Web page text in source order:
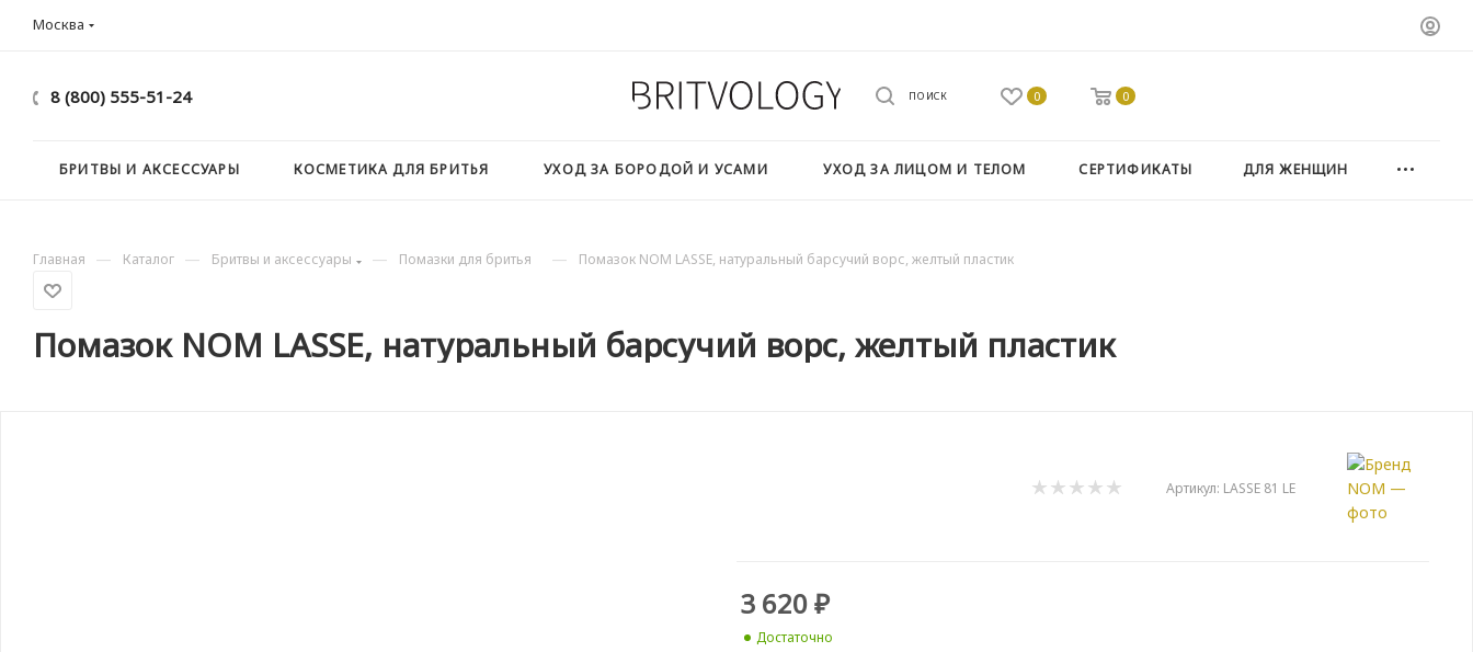
Москва
8 (800) 555-51-24 ПОИСК 0 0
БРИТВЫ И АКСЕССУАРЫ КОСМЕТИКА ДЛЯ БРИТЬЯ УХОД ЗА БОРОДОЙ И УСАМИ УХОД ЗА ЛИЦОМ И ТЕЛОМ СЕРТИФИКАТЫ ДЛЯ ЖЕНЩИН
Главная — Каталог — Бритвы и аксессуары — Помазки для бритья — Помазок NOM LASSE, натуральный барсучий ворс, желтый пластик
Помазок NOM LASSE, натуральный барсучий ворс, желтый пластик
Артикул: LASSE 81 LE
3 620₽
Достаточно